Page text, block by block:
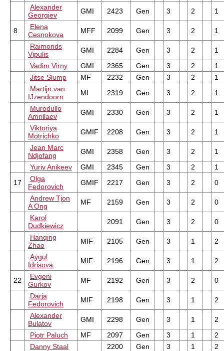
Alexander
Georgiev
GMI 2423 Gen 3 2 1
8
Elena
Cesnokova
MFF 2099 Gen 3 2
1
Raimonds
Vipulis
GMI 2284 Gen 3 2
1
Vadim Virny
GMI 2365 Gen 3 2
1
Jitse Slump
MF 2232 Gen 3 2
1
Martijn van
IJzendoorn
MI 2319 Gen 3 2
1
Murodullo
Amrillaev
GMI 2330 Gen 3 2
1
Viktoriya
Motrichko
GMIF 2208 Gen 3 2
1
Jean Marc
Ndjofang
GMI 2358 Gen 3 2
1
Yuriy Anikeev
GMI 2345 Gen 3 2
1
17
Olga
Fedorovich
GMIF 2217 Gen 3 2
0
Andrew Tjon
A Ong
MF 2159 Gen 3 2
0
Karol
Dudkiewicz
2091 Gen 3 2
0
Hanqing
Zhao
MIF 2105 Gen 3 1
2
Aygul
Idrisova
MIF 2196 Gen 3 1 2
22
Evgeni
Gurkov
MF 2192 Gen 3 2
0
Darja
Fedorovich
MIF 2198 Gen 3 1
2
Alexander
Bulatov
GMI 2298 Gen 3 1
2
Piotr Paluch
MF 2097 Gen 3 1
2
Danny Staal
2200 Gen 3 1
2